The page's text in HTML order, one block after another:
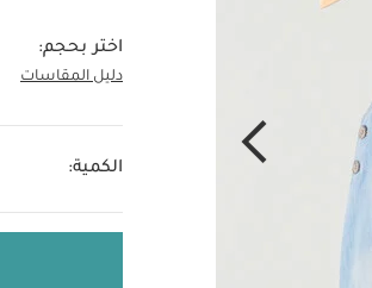
اختر بحجم:
دليل المقاسات
12-18 Months
الكمية: